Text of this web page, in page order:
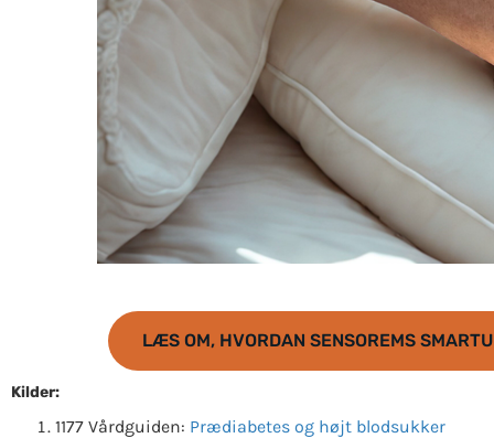
LÆS OM, HVORDAN SENSOREMS
Kilder:
1177 Vårdguiden: Prædiabetes og højt blodsukker